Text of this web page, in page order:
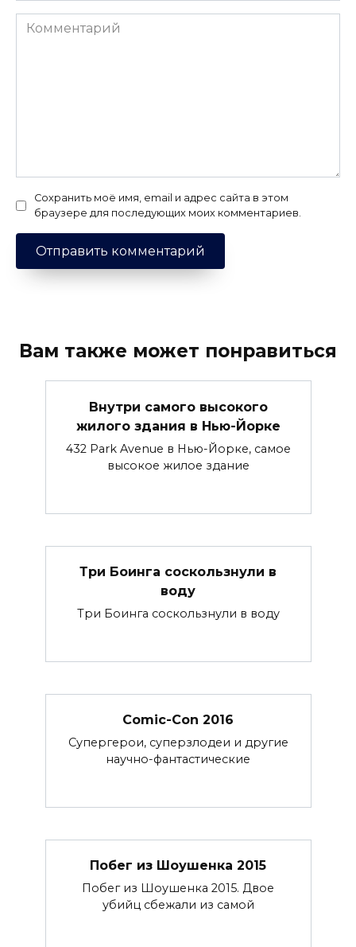
Комментарий
Сохранить моё имя, email и адрес сайта в этом
браузере для последующих моих комментариев.
Вам также может понравиться
Внутри самого высокого
жилого здания в Нью-Йорке
432 Park Avenue в Нью-Йорке, самое
высокое жилое здание
Три Боинга соскользнули в
воду
Три Боинга соскользнули в воду
Comic-Con 2016
Супергерои, суперзлодеи и другие
научно-фантастические
Побег из Шоушенка 2015
Побег из Шоушенка 2015. Двое
убийц сбежали из самой